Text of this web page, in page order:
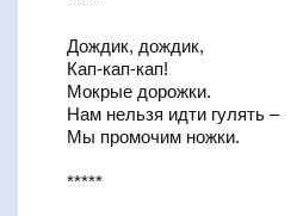
Дождик, дождик,
Кап-кап-кап!
Мокрые дорожки.
Нам нельзя идти гулять –
Мы промочим ножки.
*****